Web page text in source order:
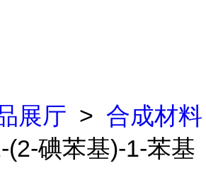
展厅 > 合成材料
(2-碘苯基)-1-苯基